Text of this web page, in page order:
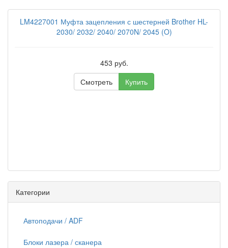
LM4227001 Муфта зацепления с шестерней Brother HL-
2030/ 2032/ 2040/ 2070N/ 2045 (O)
453 руб.
Смотреть
Купить
Категории
Автоподачи / ADF
Блоки лазера / сканера